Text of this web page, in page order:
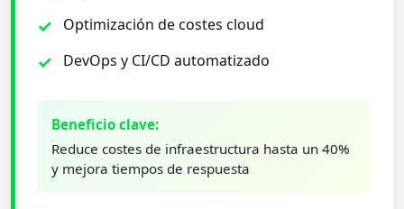
Optimización de costes cloud
DevOps y CI/CD automatizado
Beneficio clave:
Reduce costes de infraestructura hasta un 40%
y mejora tiempos de respuesta